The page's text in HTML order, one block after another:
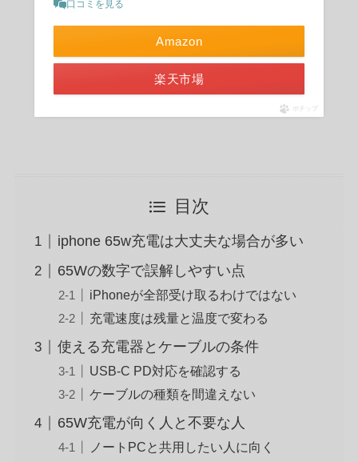
口コミを見る
Amazon
楽天市場
ポチップ
目次
iphone 65w充電は大丈夫な場合が多い
65Wの数字で誤解しやすい点
iPhoneが全部受け取るわけではない
充電速度は残量と温度で変わる
使える充電器とケーブルの条件
USB-C PD対応を確認する
ケーブルの種類を間違えない
65W充電が向く人と不要な人
ノートPCと共用したい人に向く